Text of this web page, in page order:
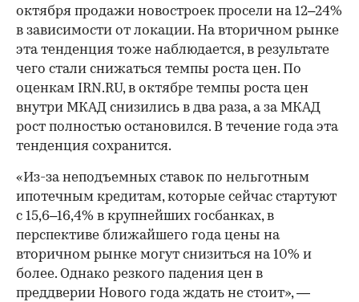
октября продажи новостроек просели на 12–24%
в зависимости от локации. На вторичном рынке
эта тенденция тоже наблюдается, в результате
чего стали снижаться темпы роста цен. По
оценкам IRN.RU, в октябре темпы роста цен
внутри МКАД снизились в два раза, а за МКАД
рост полностью остановился. В течение года эта
тенденция сохранится.
«Из-за неподъемных ставок по нельготным
ипотечным кредитам, которые сейчас стартуют
с 15,6–16,4% в крупнейших госбанках, в
перспективе ближайшего года цены на
вторичном рынке могут снизиться на 10% и
более. Однако резкого падения цен в
преддверии Нового года ждать не стоит», —